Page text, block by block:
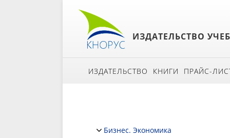
ИЗДАТЕЛЬСТВО
ИЗДАТЕЛЬСТВО КНИГИ ПРАЙС-
Бизнес. Экономика